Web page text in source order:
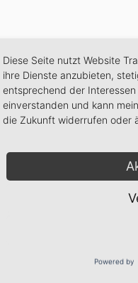
Mahlers
Am18. Mai 2021 um
freuen uns daher
zusammen mit dem
Diese Seite nutzt Website
ihre Dienste anzubieten,
entsprechend der
einverstanden und kann
die Zukunft widerrufen oder
Powered by